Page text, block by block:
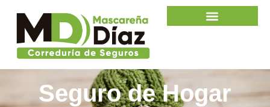
Seguro de Hogar